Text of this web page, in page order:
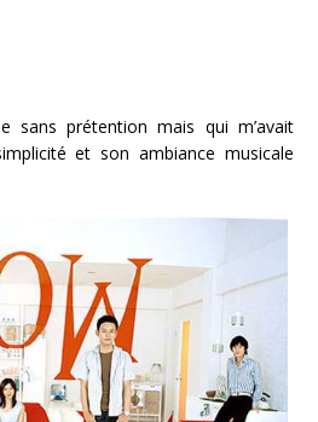
sans prétention mais qui m’avait
et son ambiance musicale